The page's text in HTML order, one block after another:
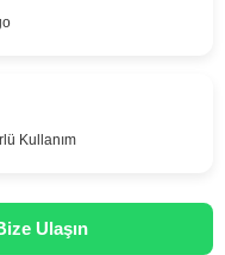
Kullanım
Ulaşın